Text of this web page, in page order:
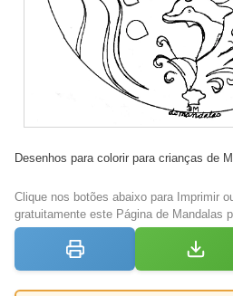
Desenhos para colorir para crianças de
Clique nos botões abaixo para Imprimir
gratuitamente este Página de Mandalas